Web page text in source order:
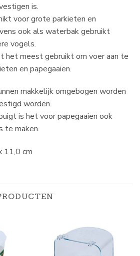
is.
voor grote parkieten en
ook als waterbak gebruikt
vogels.
het meest gebruikt om voer aan te
en papegaaien.
makkelijk omgebogen worden
worden.
is het voor papegaaien ook
te maken.
11,0 cm